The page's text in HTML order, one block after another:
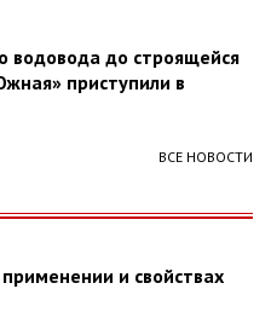
водовода до строящейся
приступили в
ВСЕ НОВОСТИ
и свойствах